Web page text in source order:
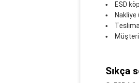
ESD
Nakliye
Sıkça